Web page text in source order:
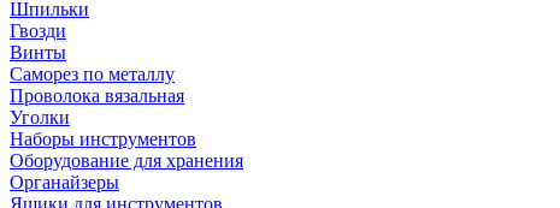
Шпильки
Гвозди
Винты
Саморез по металлу
Проволока вязальная
Уголки
Наборы инструментов
Оборудование для хранения
Органайзеры
Ящики для инструментов